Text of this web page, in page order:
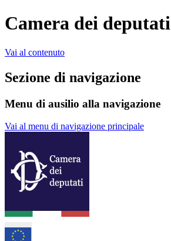
Camera dei deputati
Vai al contenuto
Sezione di navigazione
Menu di ausilio alla navigazione
Vai al menu di navigazione principale